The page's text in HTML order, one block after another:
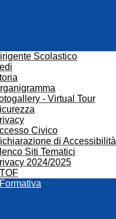
Scolastico
- Virtual Tour
Civico
di Accessibilità
Siti Tematici
2024/2025